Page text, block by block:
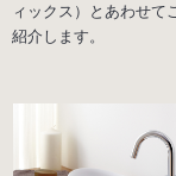
ィックス）とあわせて
紹介します。